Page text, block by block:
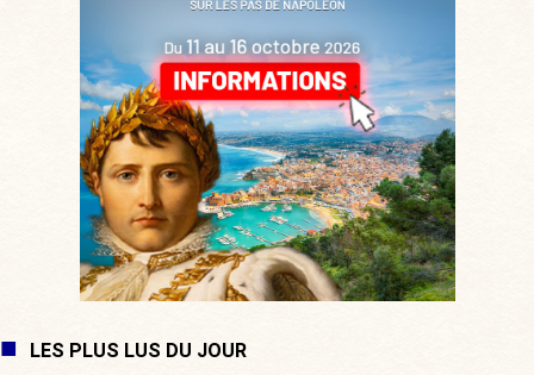
LES PLUS LUS DU JOUR